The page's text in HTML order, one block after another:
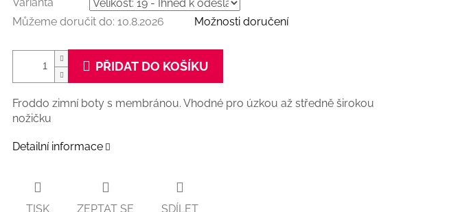
Varianta
Můžeme doručit do: 10.8.2026 Možnosti doručení
PŘIDAT DO KOŠÍKU
Froddo zimní boty s membránou. Vhodné pro úzkou až středně širokou
nožičku
Detailní informace
TISK ZEPTAT SE SDÍLET